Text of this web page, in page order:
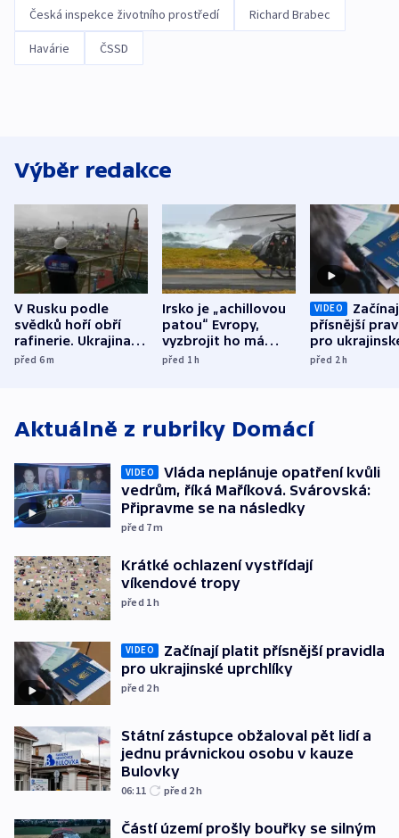
Česká inspekce životního prostředí Richard Brabec
Havárie ČSSD
Výběr redakce
V Rusku podle
svědků hoří obří
rafinerie. Ukrajina
hlásí oběti
před 6m
Irsko je „achillovou
patou“ Evropy,
vyzbrojit ho má
Francie
před 1h
VIDEO
přísnější
pro
uprchlíky
před 2h
Aktuálně z rubriky Domácí
VIDEO
Vláda neplánuje opatření kvůli
vedrům, říká Maříková. Svárovská:
Připravme se na následky
před 7m
Krátké ochlazení vystřídají
víkendové tropy
před 1h
VIDEO
Začínají platit přísnější pravidla
pro ukrajinské uprchlíky
před 2h
Státní zástupce obžaloval pět lidí a
jednu právnickou osobu v kauze
Bulovky
06:11 před 2h
Částí území prošly bouřky se silným